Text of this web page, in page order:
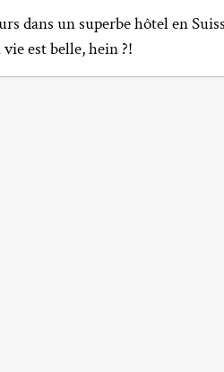
dans un superbe hôtel en
est belle, hein ?!